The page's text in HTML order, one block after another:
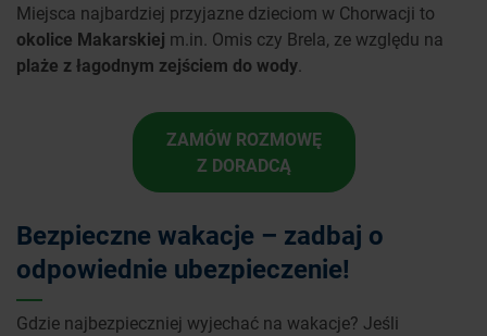
Miejsca najbardziej przyjazne dzieciom w Chorwacji to
okolice Makarskiej m.in. Omis czy Brela, ze względu na
plaże z łagodnym zejściem do wody.
ZAMÓW ROZMOWĘ
Z DORADCĄ
Bezpieczne wakacje – zadbaj o
odpowiednie ubezpieczenie!
Gdzie najbezpieczniej wyjechać na wakacje? Jeśli